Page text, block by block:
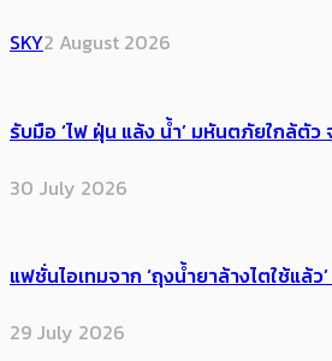
SKY2 August 2026
รับมือ ‘ไฟ ฝุ่น แล้ง น้ำ’ มหันตภัยใกล้ตั
30 July 2026
แฟชั่นไอเทมจาก ‘ถุงน้ำยาล้างไตใช้แ
29 July 2026